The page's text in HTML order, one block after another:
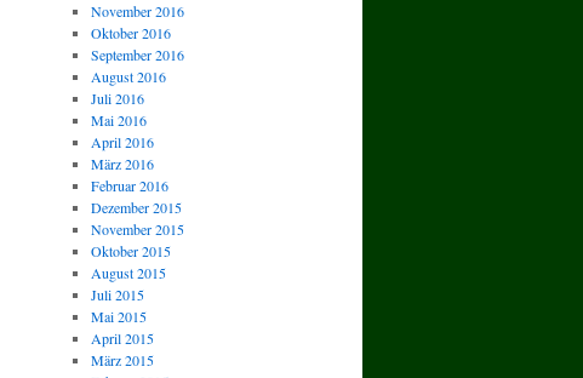
November 2016
Oktober 2016
September 2016
August 2016
Juli 2016
Mai 2016
April 2016
März 2016
Februar 2016
Dezember 2015
November 2015
Oktober 2015
August 2015
Juli 2015
Mai 2015
April 2015
März 2015